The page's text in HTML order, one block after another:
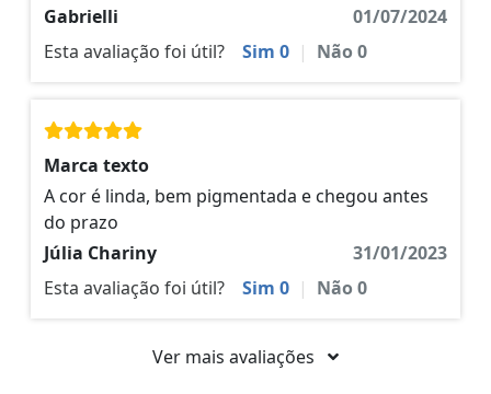
Gabrielli
01/07/2024
Esta avaliação foi útil?
Sim 0 | Não0
Marca texto
A cor é linda, bem pigmentada e chegou antes
do prazo
Júlia Chariny
31/01/2023
Esta avaliação foi útil?
Sim 0 | Não0
Ver mais avaliações